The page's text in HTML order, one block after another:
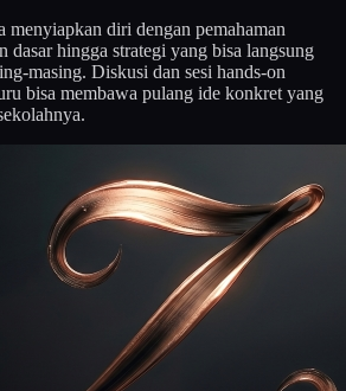
menyiapkan diri dengan pemahaman
dasar hingga strategi yang bisa langsung
masing. Diskusi dan sesi hands-on
bisa membawa pulang ide konkret yang